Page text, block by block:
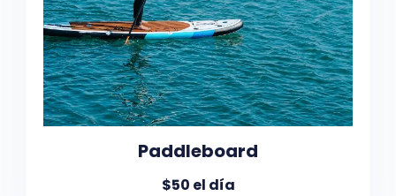
Paddleboard
$50 el día